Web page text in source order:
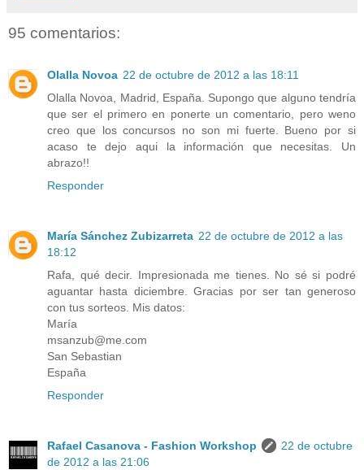
95 comentarios:
Olalla Novoa 22 de octubre de 2012 a las 18:11
Olalla Novoa, Madrid, España. Supongo que alguno tendría
que ser el primero en ponerte un comentario, pero weno
creo que los concursos no son mi fuerte. Bueno por si
acaso te dejo aqui la información que necesitas. Un
abrazo!!
Responder
María Sánchez Zubizarreta 22 de octubre de 2012 a las
18:12
Rafa, qué decir. Impresionada me tienes. No sé si podré
aguantar hasta diciembre. Gracias por ser tan generoso
con tus sorteos. Mis datos:
María
msanzub@me.com
San Sebastian
España
Responder
Rafael Casanova - Fashion Workshop
22 de octubre
de 2012 a las 21:06